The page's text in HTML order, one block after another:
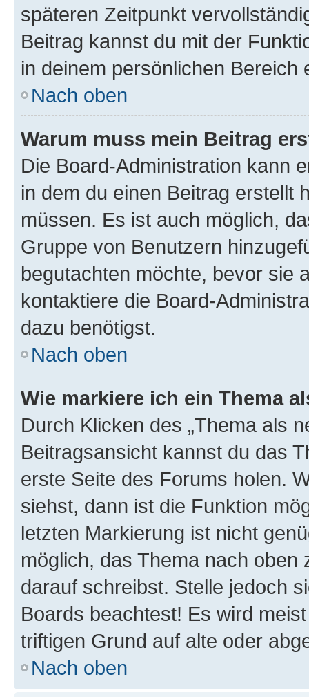
späteren Zeitpunkt
Beitrag kannst du mit der
in deinem persönlichen Bereich
Nach oben
Warum muss mein Beitrag
Die Board-Administration kann
in dem du einen Beitrag erstellt
müssen. Es ist auch möglich,
Gruppe von Benutzern
begutachten möchte, bevor sie
kontaktiere die Board-
dazu benötigst.
Nach oben
Wie markiere ich ein Thema
Durch Klicken des „Thema als
Beitragsansicht kannst du das
erste Seite des Forums holen.
siehst, dann ist die Funktion
letzten Markierung ist nicht
möglich, das Thema nach oben
darauf schreibst. Stelle jedoch
Boards beachtest! Es wird
triftigen Grund auf alte oder
Nach oben